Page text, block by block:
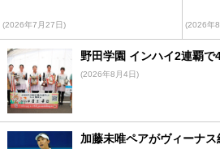
(2026年7月27日) (2026年
野田学園 インハイ2連覇で
(2026年8月4日)
加藤未唯ペアがヴィーナス